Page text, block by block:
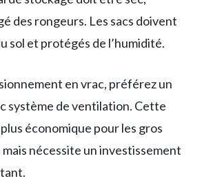
des rongeurs. Les sacs doivent
sol et protégés de l’humidité.
en vrac, préférez un
système de ventilation. Cette
économique pour les gros
nécessite un investissement